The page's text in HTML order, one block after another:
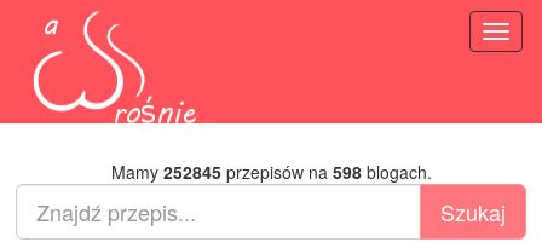
Mamy 252845przepisów na 598blogach.